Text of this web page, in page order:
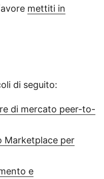
mettiti in
di seguito:
di mercato peer-to-
Marketplace per
e